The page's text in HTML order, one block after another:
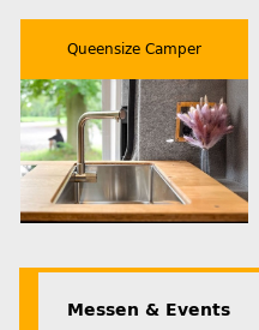
Queensize Camper
Messen & Events